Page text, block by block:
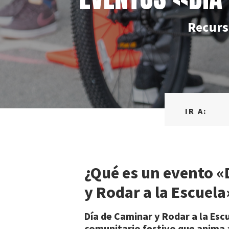
IR A:
¿Qué es un evento
y Rodar a la
Día de Caminar y Rodar a la